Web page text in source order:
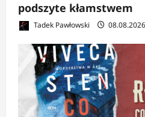
podszyte kłamstwem
Tadek Pawłowski 08.08.2026